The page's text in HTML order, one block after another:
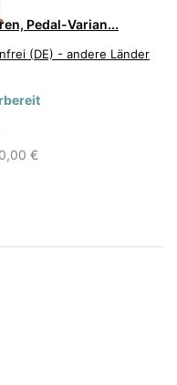
Pedal-Varian...
(DE) - andere Länder
€